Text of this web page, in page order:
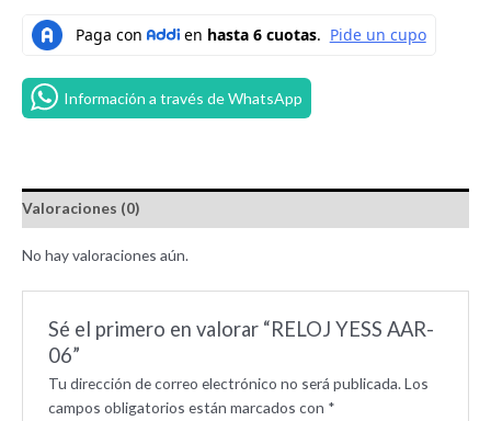
Información a través de WhatsApp
Valoraciones (0)
No hay valoraciones aún.
Sé el primero en valorar “RELOJ YESS AAR-
06”
Tu dirección de correo electrónico no será publicada. Los
campos obligatorios están marcados con *